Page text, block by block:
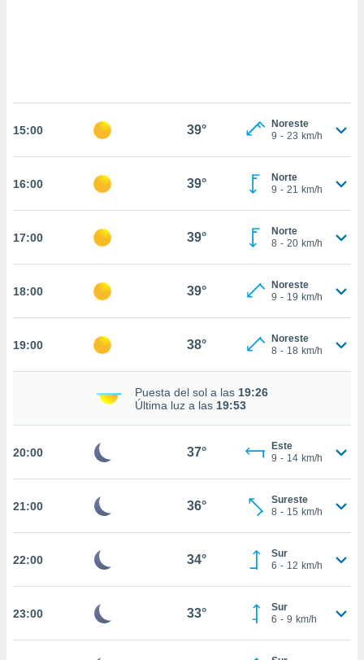
de
En
de que
sean
para
ni para
aunque
no
abono
15:00 39°
Noreste
9 - 23 km/h
16:00 39°
Norte
9 - 21 km/h
17:00 39°
Norte
8 - 20 km/h
18:00 39°
Noreste
9 - 19 km/h
19:00 38°
Noreste
8 - 18 km/h
Puesta del sol a las 19:26
Última luz a las 19:53
20:00 37°
Este
9 - 14 km/h
21:00 36°
Sureste
8 - 15 km/h
22:00 34°
Sur
6 - 12 km/h
23:00 33°
Sur
6 - 9 km/h